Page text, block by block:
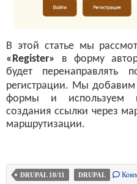
В этой статье мы
«Register»
в форму
будет перенаправлять
регистрации. Мы добавим
формы и используем
создания ссылки через
маршрутизации.
DRUPAL 10/11 DRUPAL